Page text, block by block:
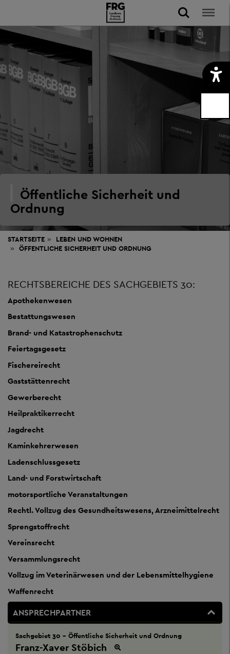
Öffentliche Sicherheit und
Ordnung
STARTSEITE LEBEN UND WOHNEN
ÖFFENTLICHE SICHERHEIT UND ORDNUNG
RECHTSBEREICHE DES SACHGEBIETS 30:
Apothekenwesen
Bestattungswesen
Brand- und Katastrophenschutz
Feiertagsgesetz
Fischereirecht
Gaststättenrecht
Gewerberecht
Heilpraktikerrecht
Jagdrecht
Kaminkehrerwesen
Ladenschlussgesetz
Land- und Forstwirtschaft
motorsportliche Veranstaltungen
Rechtl. Vollzug des Gesundheitswesens, Arzneimittelrecht
Sprengstoffrecht
Vereinsrecht
Versammlungsrecht
Vollzug im Veterinärwesen und der Lebensmittelhygiene
Waffenrecht
ANSPRECHPARTNER
Sachgebiet 30 - Öffentliche Sicherheit und Ordnung
Franz-Xaver Stöbich